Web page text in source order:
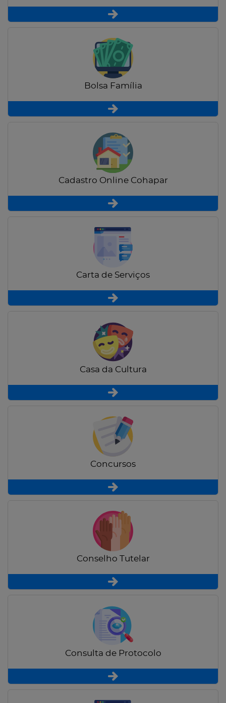
Bolsa Família
Cadastro Online Cohapar
Carta de Serviços
Casa da Cultura
Concursos
Conselho Tutelar
Consulta de Protocolo